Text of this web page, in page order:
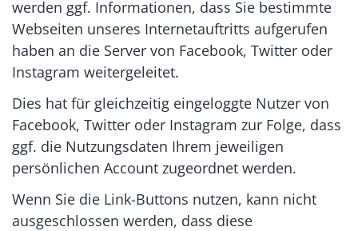
werden ggf. Informationen, dass Sie bestimmte
Webseiten unseres Internetauftritts aufgerufen
haben an die Server von Facebook, Twitter oder
Instagram weitergeleitet.
Dies hat für gleichzeitig eingeloggte Nutzer von
Facebook, Twitter oder Instagram zur Folge, dass
ggf. die Nutzungsdaten Ihrem jeweiligen
persönlichen Account zugeordnet werden.
Wenn Sie die Link-Buttons nutzen, kann nicht
ausgeschlossen werden, dass diese